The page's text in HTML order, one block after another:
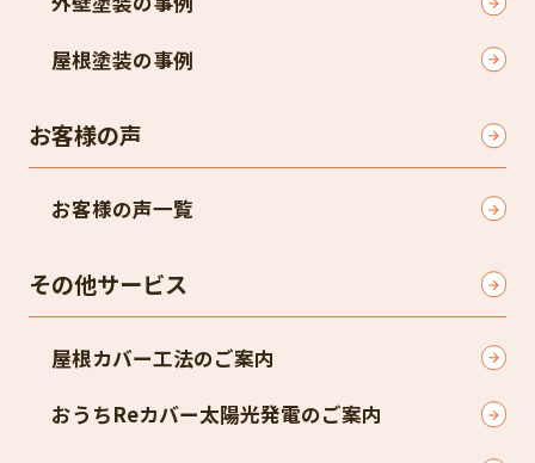
屋根塗装の事例
お客様の声
お客様の声一覧
その他サービス
屋根カバー工法のご案内
おうちReカバー太陽光発電のご案内